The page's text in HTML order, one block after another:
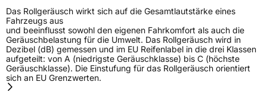
Das Rollgeräusch wirkt sich auf die Gesamtlautstärke eines
Fahrzeugs aus
und beeinflusst sowohl den eigenen Fahrkomfort als auch die
Geräuschbelastung für die Umwelt. Das Rollgeräusch wird in
Dezibel (dB) gemessen und im EU Reifenlabel in die drei Klassen
aufgeteilt: von A (niedrigste Geräuschklasse) bis C (höchste
Geräuschklasse). Die Einstufung für das Rollgeräusch orientiert
sich an EU Grenzwerten.